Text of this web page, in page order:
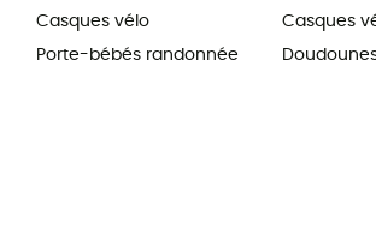
Casques vélo
Porte-bébés randonnée
Casques